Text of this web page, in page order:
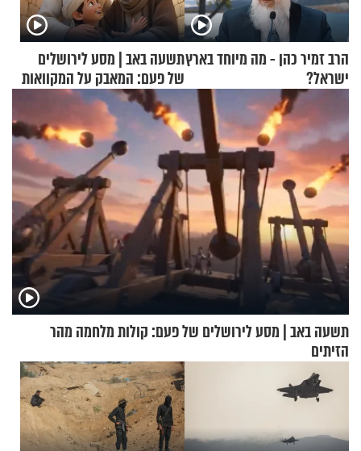
הרב זמיר כהן - מה מיוחד בארץ
ישראל?
תשעה באב | מסע לירושלים
של פעם: המאבק על המקוואות
תשעה באב | מסע לירושלים של פעם: קולות מלחמה מהר
הזיתים